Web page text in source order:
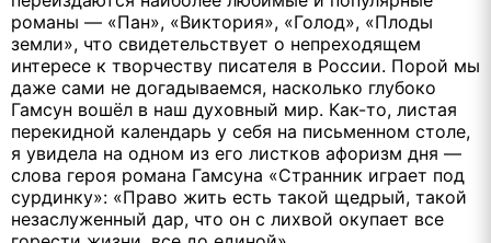
романы — «Пан», «Виктория», «Голод», «Плоды
земли», что свидетельствует о непреходящем
интересе к творчеству писателя в России. Порой мы
даже сами не догадываемся, насколько глубоко
Гамсун вошёл в наш духовный мир. Как-то, листая
перекидной календарь у себя на письменном столе,
я увидела на одном из его листков афоризм дня —
слова героя романа Гамсуна «Странник играет под
сурдинку»: «Право жить есть такой щедрый, такой
незаслуженный дар, что он с лихвой окупает все